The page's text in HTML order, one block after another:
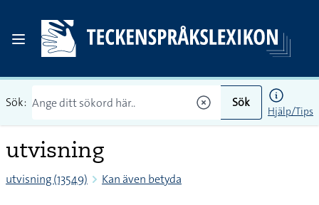
Sök: Sök
Hjälp/Tips
utvisning
utvisning (13549) Kan även betyda